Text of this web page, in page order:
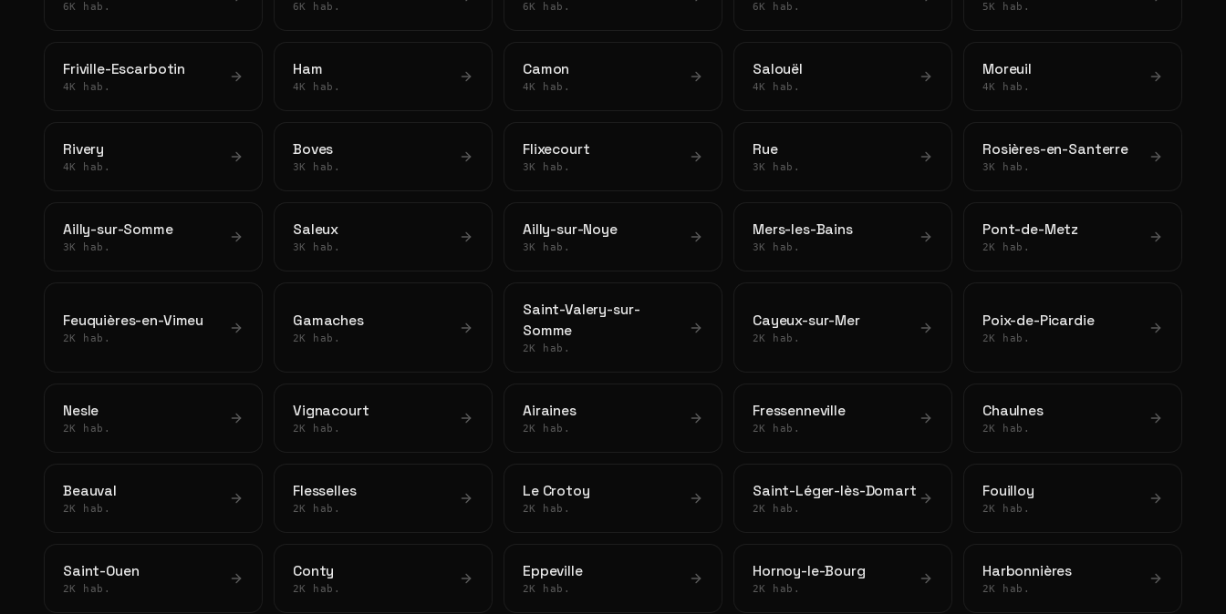
6K hab. 6K hab. 6K hab. 6K hab. 5K hab.
Friville-Escarbotin
4K hab.
Ham
4K hab.
Camon
4K hab.
Salouël
4K hab.
Moreuil
4K hab.
Rivery
4K hab.
Boves
3K hab.
Flixecourt
3K hab.
Rue
3K hab.
Rosières-en-Santerre
3K hab.
Ailly-sur-Somme
3K hab.
Saleux
3K hab.
Ailly-sur-Noye
3K hab.
Mers-les-Bains
3K hab.
Pont-de-Metz
2K hab.
Feuquières-en-Vimeu
2K hab.
Gamaches
2K hab.
Saint-Valery-sur-
Somme
2K hab.
Cayeux-sur-Mer
2K hab.
Poix-de-Picardie
2K hab.
Nesle
2K hab.
Vignacourt
2K hab.
Airaines
2K hab.
Fressenneville
2K hab.
Chaulnes
2K hab.
Beauval
2K hab.
Flesselles
2K hab.
Le Crotoy
2K hab.
Saint-Léger-lès-Domart
2K hab.
Fouilloy
2K hab.
Saint-Ouen
2K hab.
Conty
2K hab.
Eppeville
2K hab.
Hornoy-le-Bourg
2K hab.
Harbonnières
2K hab.